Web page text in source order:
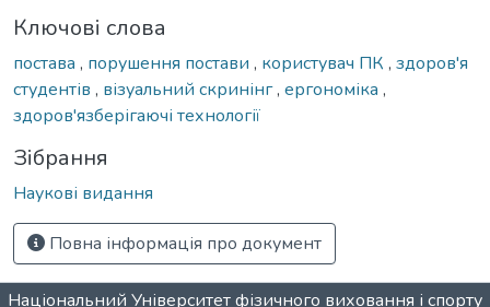
Ключові слова
постава , порушення постави , користувач ПК , здоров'я
студентів , візуальний скринінг, ергономіка ,
здоров'язберігаючі технології
Зібрання
Наукові видання
Повна інформація про документ
Національний Університет фізичного виховання і спорту